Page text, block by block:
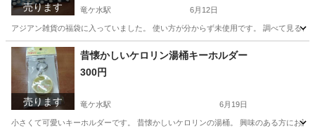
売ります 竜ケ水駅 6月12日
アジアン雑貨の福袋に入っていました。 使い方が分からず未使用です。 調べて見る
鹿児島 鹿児島市 竜ケ水駅 家具 アジアン
売ります
昔懐かしいケロリン湯桶キーホルダー
300円
竜ケ水駅 6月19日
小さくて可愛いキーホルダーです。 昔懐かしいケロリンの湯桶。 興味のある方にお譲